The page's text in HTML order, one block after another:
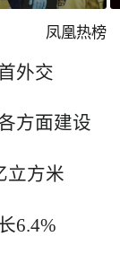
凤凰热榜
外交
方面建设
立方米
6.4%